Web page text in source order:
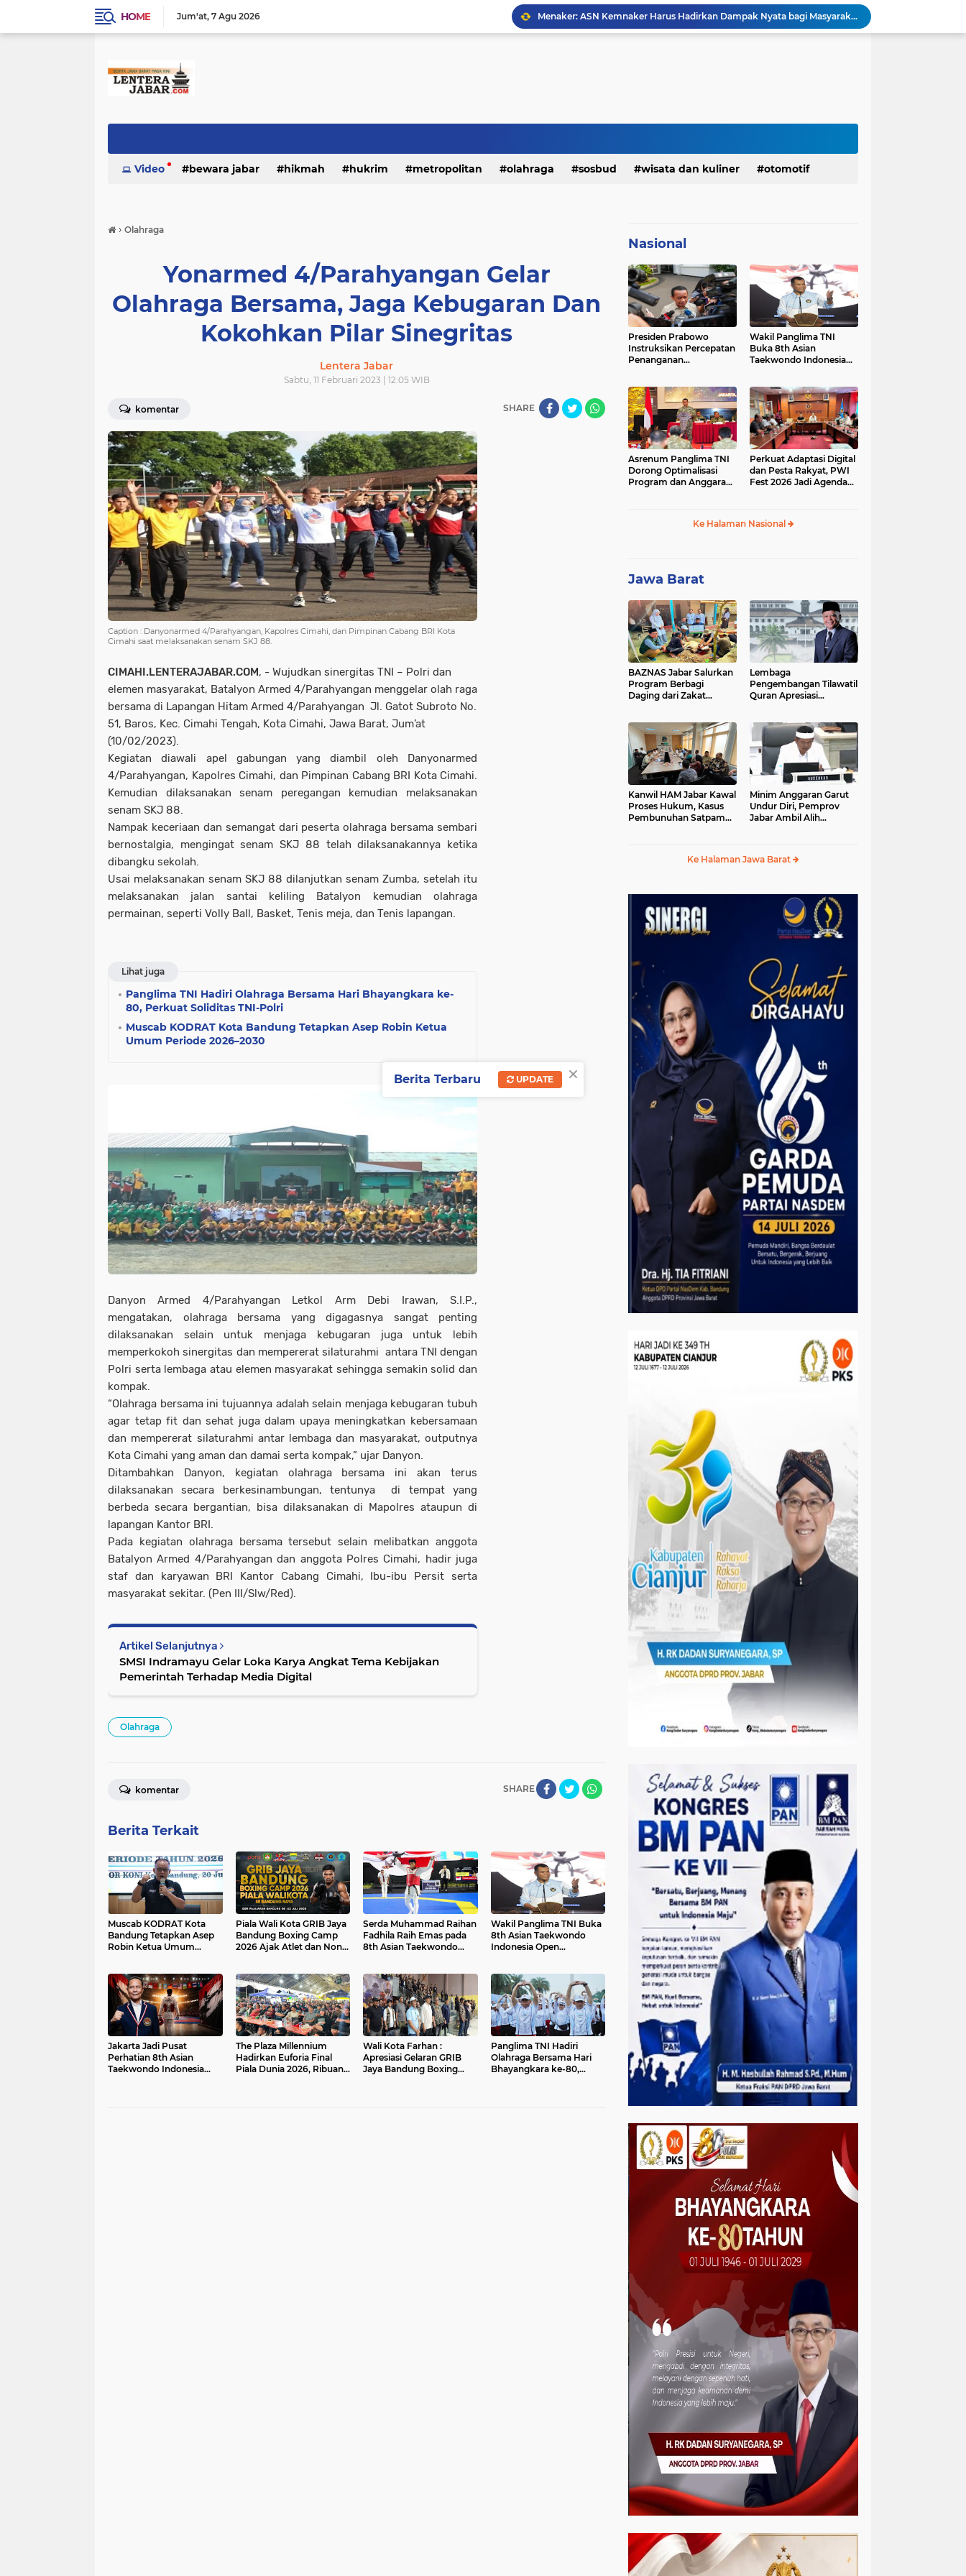
HOME Jum'at 7 Agu 2026
DPRD dan Gubernur Jawa Barat Menyepakati Rancangan KUA-PPAS APBD Tahun Anggaran 2027
Pemkot Siapkan 100 Armada Pengangkut Sampah Bila TPPAS Legok Nangka Beroperasi
KDM Fokus Rampungkan Pemenuhan Layanan Dasar dan Konektivitas Wilayah pada 2027
Video bewara jabar hikmah hukrim metropolitan olahraga sosbud wisata dan kuliner otomotif
› Olahraga
Yonarmed 4/Parahyangan Gelar
Olahraga Bersama, Jaga Kebugaran Dan
Kokohkan Pilar Sinegritas
Lentera Jabar
Sabtu, 11 Februari 2023 | 12:05 WIB
komentar SHARE
Caption : Danyonarmed 4/Parahyangan, Kapolres Cimahi, dan Pimpinan Cabang BRI Kota
Cimahi saat melaksanakan senam SKJ 88.
CIMAHI.LENTERAJABAR.COM, - Wujudkan sinergitas TNI – Polri dan
elemen masyarakat, Batalyon Armed 4/Parahyangan menggelar olah raga
bersama di Lapangan Hitam Armed 4/Parahyangan Jl. Gatot Subroto No.
51, Baros, Kec. Cimahi Tengah, Kota Cimahi, Jawa Barat, Jum’at
(10/02/2023).
Kegiatan diawali apel gabungan yang diambil oleh Danyonarmed
4/Parahyangan, Kapolres Cimahi, dan Pimpinan Cabang BRI Kota Cimahi.
Kemudian dilaksanakan senam peregangan kemudian melaksanakan
senam SKJ 88.
Nampak keceriaan dan semangat dari peserta olahraga bersama sembari
bernostalgia, mengingat senam SKJ 88 telah dilaksanakannya ketika
dibangku sekolah.
Usai melaksanakan senam SKJ 88 dilanjutkan senam Zumba, setelah itu
melaksanakan jalan santai keliling Batalyon kemudian olahraga
permainan, seperti Volly Ball, Basket, Tenis meja, dan Tenis lapangan.
Lihat juga
Panglima TNI Hadiri Olahraga Bersama Hari Bhayangkara ke-
80, Perkuat Soliditas TNI-Polri
Muscab KODRAT Kota Bandung Tetapkan Asep Robin Ketua
Umum Periode 2026–2030
Danyon Armed 4/Parahyangan Letkol Arm Debi Irawan, S.I.P.,
mengatakan, olahraga bersama yang digagasnya sangat penting
dilaksanakan selain untuk menjaga kebugaran juga untuk lebih
memperkokoh sinergitas dan mempererat silaturahmi antara TNI dengan
Polri serta lembaga atau elemen masyarakat sehingga semakin solid dan
kompak.
“Olahraga bersama ini tujuannya adalah selain menjaga kebugaran tubuh
agar tetap fit dan sehat juga dalam upaya meningkatkan kebersamaan
dan mempererat silaturahmi antar lembaga dan masyarakat, outputnya
Kota Cimahi yang aman dan damai serta kompak,” ujar Danyon.
Ditambahkan Danyon, kegiatan olahraga bersama ini akan terus
dilaksanakan secara berkesinambungan, tentunya di tempat yang
berbeda secara bergantian, bisa dilaksanakan di Mapolres ataupun di
lapangan Kantor BRI.
Pada kegiatan olahraga bersama tersebut selain melibatkan anggota
Batalyon Armed 4/Parahyangan dan anggota Polres Cimahi, hadir juga
staf dan karyawan BRI Kantor Cabang Cimahi, Ibu-ibu Persit serta
masyarakat sekitar. (Pen III/Slw/Red).
Artikel Selanjutnya
SMSI Indramayu Gelar Loka Karya Angkat Tema Kebijakan
Pemerintah Terhadap Media Digital
Olahraga
SHARE
komentar
Berita Terkait
Muscab KODRAT Kota
Bandung Tetapkan Asep
Robin Ketua Umum
Piala Wali Kota GRIB Jaya
Bandung Boxing Camp
2026 Ajak Atlet dan Non-
Serda Muhammad Raihan
Fadhila Raih Emas pada
8th Asian Taekwondo
Wakil Panglima TNI Buka
8th Asian Taekwondo
Indonesia Open
Jakarta Jadi Pusat
Perhatian 8th Asian
Taekwondo Indonesia
The Plaza Millennium
Hadirkan Euforia Final
Piala Dunia 2026, Ribuan
Wali Kota Farhan :
Apresiasi Gelaran GRIB
Jaya Bandung Boxing
Panglima TNI Hadiri
Olahraga Bersama Hari
Bhayangkara ke-80,
Nasional
Presiden Prabowo
Instruksikan Percepatan
Penanganan
BBM
Wakil Panglima TNI
Buka 8th Asian
Taekwondo Indonesia
Asrenum Panglima TNI
Dorong Optimalisasi
Program dan Anggaran
Perkuat Adaptasi Digital
dan Pesta Rakyat, PWI
Fest 2026 Jadi Agenda
Ke Halaman Nasional
Jawa Barat
BAZNAS Jabar Salurkan
Program Berbagi
Daging dari Zakat
Purwakarta
Lembaga
Pengembangan Tilawatil
Quran Apresiasi
Langsung MTQ Jabar
Kanwil HAM Jabar Kawal
Proses Hukum, Kasus
Pembunuhan Satpam
Minim Anggaran Garut
Undur Diri, Pemprov
Jabar Ambil Alih
Ke Halaman Jawa Barat
×
Berita Terbaru UPDATE